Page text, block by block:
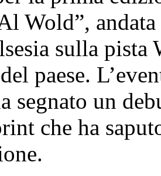
Wold”,
sulla
paese.
segnato un
che ha